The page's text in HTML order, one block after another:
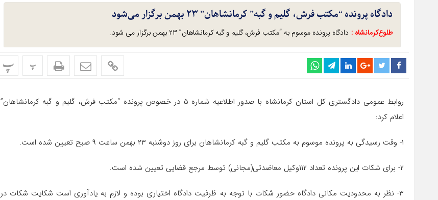
دادگاه پرونده “مکتب فرش، گلیم و گبه” کرمانشاهان” ۲۳ بهمن برگزار می‌شود
طلوع‌‌کرمانشاه : دادگاه پرونده موسوم به “مکتب فرش، گلیم و گبه کرمانشاهان” ۲۳ بهمن برگزار می شود.
پ پ
روابط عمومی دادگستری کل استان کرمانشاه با صدور اطلاعیه شماره ۵ در خصوص پرونده “مکتب فرش، گلیم و گبه کرمانشاهان”
اعلام کرد:
۱- وقت رسیدگی به پرونده موسوم به مکتب گلیم و گبه کرمانشاهان برای روز دوشنبه ۲۳ بهمن ساعت ۹ صبح تعیین شده است.
۲- برای شکات این پرونده تعداد ۱۱۲وکیل معاضدتی(مجانی) توسط مرجع قضایی تعیین شده است.
۳- نظر به محدودیت مکانی دادگاه حضور شکات با توجه به ظرفیت دادگاه اختیاری بوده و لازم به یادآوری است شکایت شکات در